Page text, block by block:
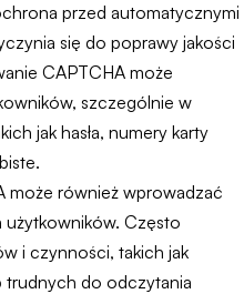
przed automatycznymi
się do poprawy jakości
CAPTCHA może
szczególnie w
jak hasła, numery karty
może również wprowadzać
użytkowników. Często
i czynności, takich jak
trudnych do odczytania